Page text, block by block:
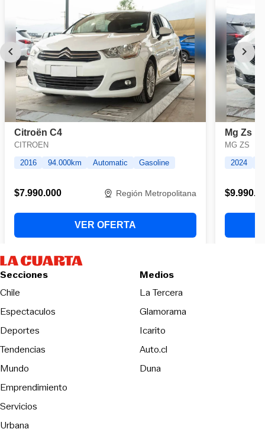
Secciones
Chile
Espectaculos
Deportes
Tendencias
Mundo
Emprendimiento
Servicios
Urbana
Medios
La TerceraOpens in new
Glamorama
Icarito
Auto.cl
DunaOpens in new window